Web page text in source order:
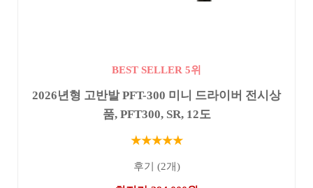
BEST SELLER 5위
2026년형 고반발 PFT-300 미니 드라이버 전시상
품, PFT300, SR, 12도
★★★★★
후기 (2개)